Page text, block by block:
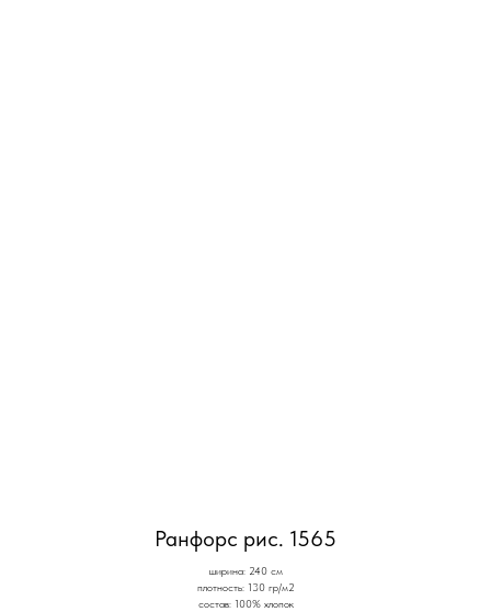
Ранфорс рис. 1565
ширина: 240 см
плотность: 130 гр/м2
состав: 100% хлопок